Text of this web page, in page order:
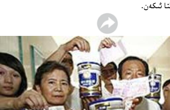
ئىكەن.